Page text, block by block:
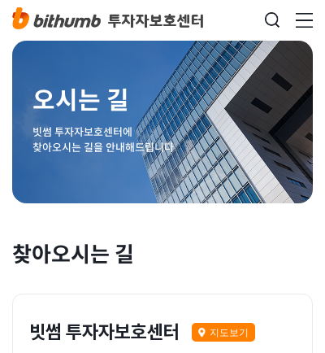
오시는 길
빗썸 투자자보호센터에
찾아오시는 길을 안내해드립니다
찾아오시는 길
빗썸 투자자보호센터 지도보기